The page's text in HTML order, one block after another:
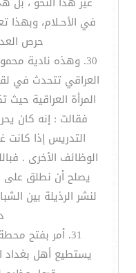
في الأحـلام، وبهذا
حرص
30. وهذه نادية
العراقي تتحدث في
المرأة العراقية
فقالت : إنه كان
التدريس إذا
الوظائف الأخرى .
يصلح أن نطلق
لنشر الرذيلة بين
31. أمر بفتح
يستطيع أهل بغداد